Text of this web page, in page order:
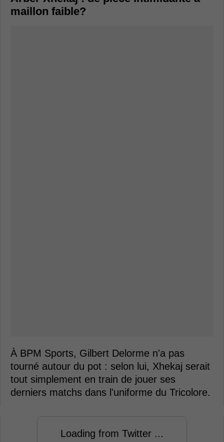
maillon faible?
À BPM Sports, Gilbert Delorme n'a pas
tourné autour du pot : selon lui, Xhekaj serait
tout simplement en train de jouer ses
derniers matchs dans l'uniforme du Tricolore.
Loading from Twitter ...